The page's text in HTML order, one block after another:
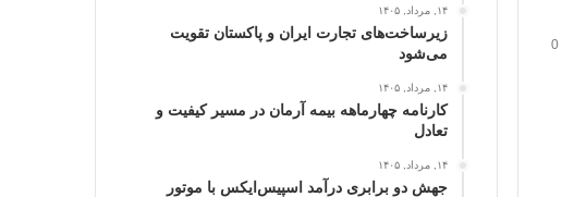
0
۱۴, مرداد, ۱۴۰۵
زیرساخت‌های تجارت ایران و پاکستان تقویت
می‌شود
۱۴, مرداد, ۱۴۰۵
کارنامه چهارماهه بیمه آرمان در مسیر کیفیت و
تعادل
۱۴, مرداد, ۱۴۰۵
جهش دو برابری درآمد اسپیس‌ایکس با موتور